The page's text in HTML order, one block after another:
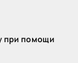
при помощи